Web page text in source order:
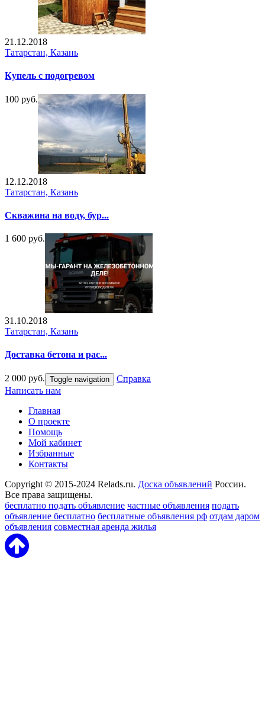
21.12.2018
Татарстан, Казань
Купель с подогревом
100 руб.
12.12.2018
Татарстан, Казань
Скважина на воду, бур...
1 600 руб.
31.10.2018
Татарстан, Казань
Доставка бетона и рас...
2 000 руб. Toggle navigation
Справка
Написать нам
Главная
О проекте
Помощь
Мой кабинет
Избранные
Контакты
Copyright © 2015-2024 Relads.ru. Доска объявлений России.
Все права защищены.
бесплатно подать объявление частные объявления подать
объявление бесплатно бесплатные объявления рф отдам даром
объявления совместная аренда жилья